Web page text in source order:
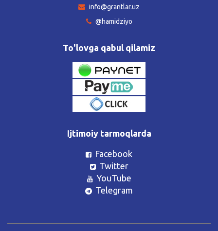
info@grantlar.uz
@hamidziyo
To'lovga qabul qilamiz
Ijtimoiy tarmoqlarda
Facebook
Twitter
YouTube
Telegram